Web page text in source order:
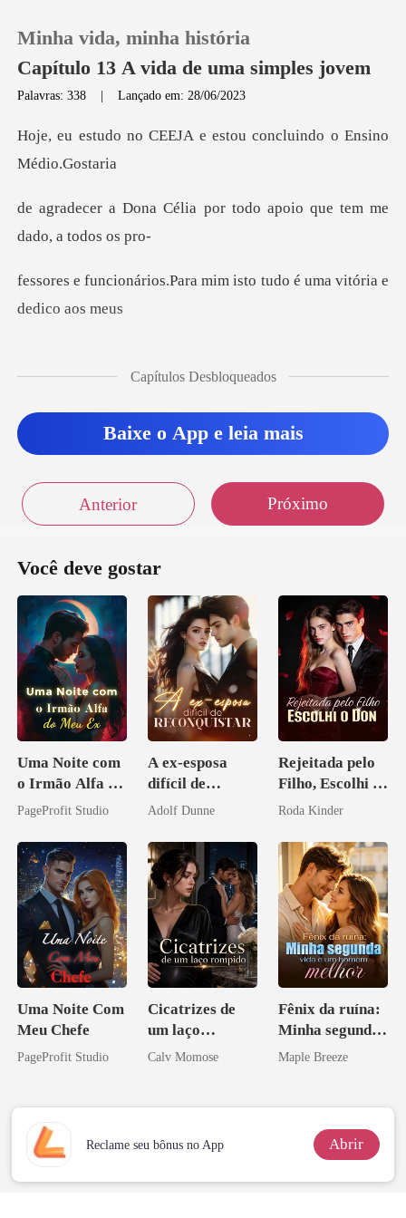
0
Histórico
Minha vida, minha história
Capítulo 13 A vida de uma simples jovem
Palavras: 338 |Lançado em: 28/06/2023
JA e estou concluindo
a por todo apoio que tem
ara mim isto tudo é uma v
e eles gostariam q
Capítulos Desbloqueados
Baixe o App e leia mais
Anterior Próximo
Você deve gostar
Uma Noite com
o Irmão Alfa do
Meu Ex
PageProfit Studio
A ex-esposa
difícil de
reconquistar
Adolf Dunne
Rejeitada pelo
Filho, Escolhi o
Don
Roda Kinder
Uma Noite Com
Meu Chefe
PageProfit Studio
Cicatrizes de
um laço
rompido
Calv Momose
Fênix da ruína:
Minha segunda
vida e um
Maple Breeze
Reclame seu bônus no App Abrir